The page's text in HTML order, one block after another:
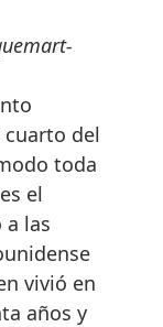
del
toda
el
a las
vivió en
años y